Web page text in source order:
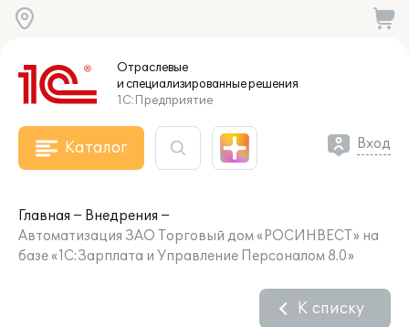
Отраслевые
и специализированныерешения
1С:Предприятие
Каталог Вход
Главная
Внедрения
Автоматизация ЗАО Торговый дом «РОСИНВЕСТ» на
базе «1С:Зарплата и Управление Персоналом 8.0»
К списку